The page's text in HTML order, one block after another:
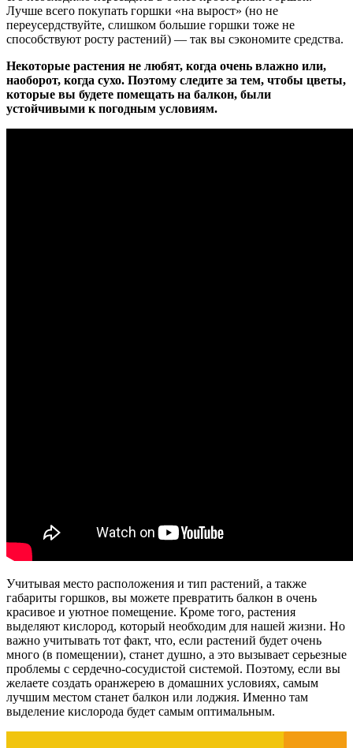
Лучше всего покупать горшки «на вырост» (но не
переусердствуйте, слишком большие горшки тоже не
способствуют росту растений) — так вы сэкономите средства.
Некоторые растения не любят, когда очень влажно или,
наоборот, когда сухо. Поэтому следите за тем, чтобы цветы,
которые вы будете помещать на балкон, были
устойчивыми к погодным условиям.
Учитывая место расположения и тип растений, а также
габариты горшков, вы можете превратить балкон в очень
красивое и уютное помещение. Кроме того, растения
выделяют кислород, который необходим для нашей жизни. Но
важно учитывать тот факт, что, если растений будет очень
много (в помещении), станет душно, а это вызывает серьезные
проблемы с сердечно-сосудистой системой. Поэтому, если вы
желаете создать оранжерею в домашних условиях, самым
лучшим местом станет балкон или лоджия. Именно там
выделение кислорода будет самым оптимальным.